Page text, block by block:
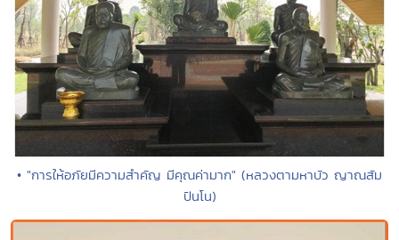
• "การให้อภัยมีความสำคัญ มีคุณค่ามาก" (หลวงตามหาบัว ญาณสัม
ปันโน)